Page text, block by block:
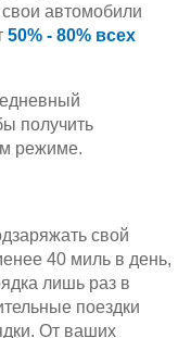
автомобили
50% - 80% всех
получить
режиме.
свой
40 миль в день,
лишь раз в
поездки
От ваших